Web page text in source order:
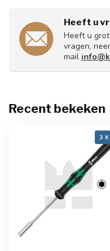
Heeft u
Heeft u
vragen,
mail
Recent bekeken
3